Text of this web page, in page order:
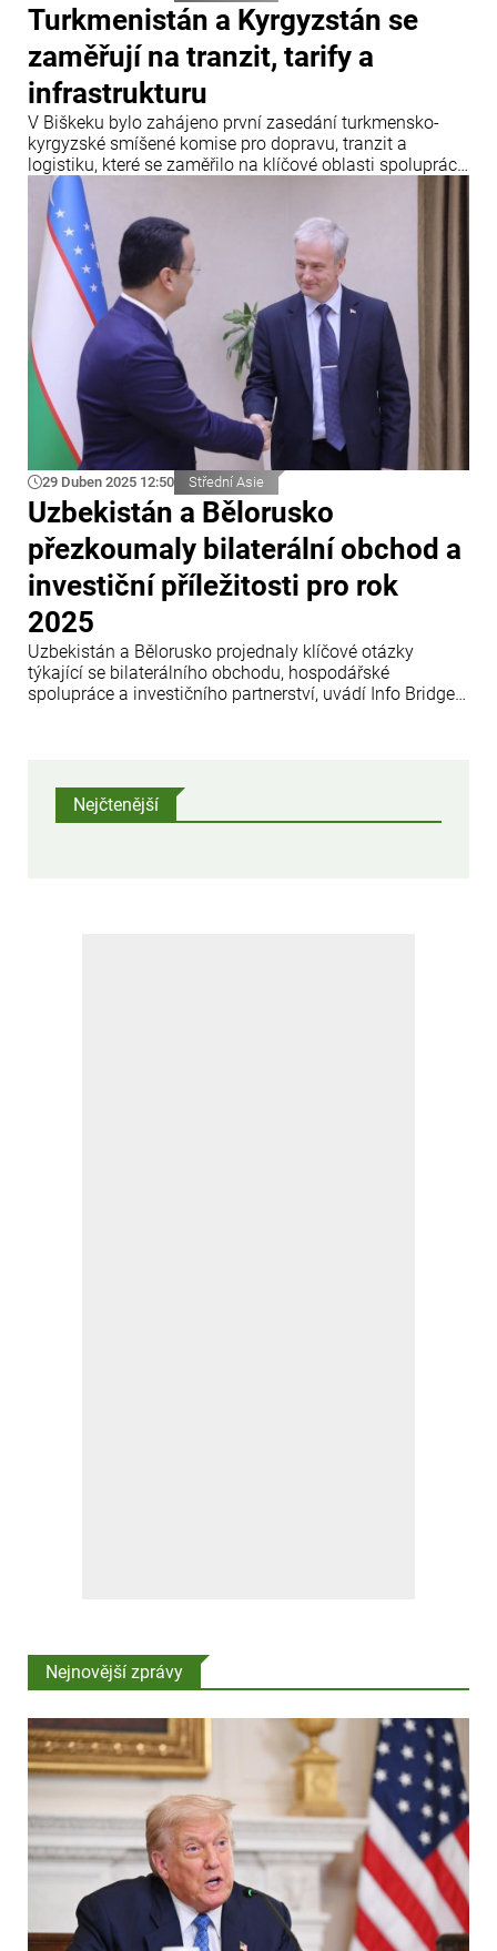
Turkmenistán a Kyrgyzstán se
zaměřují na tranzit, tarify a
infrastrukturu
V Biškeku bylo zahájeno první zasedání turkmensko-
kyrgyzské smíšené komise pro dopravu, tranzit a
logistiku, které se zaměřilo na klíčové oblasti spolupráce
v oblasti dopravy a logistiky, jakož i na vzájemné tarifní
preference, uvádí Info Bridge s odkazem na Trend.
29 Duben 2025 12:50 Střední Asie
Uzbekistán a Bělorusko
přezkoumaly bilaterální obchod a
investiční příležitosti pro rok
2025
Uzbekistán a Bělorusko projednaly klíčové otázky
týkající se bilaterálního obchodu, hospodářské
spolupráce a investičního partnerství, uvádí Info Bridge s
Nejčtenější
Nejnovější zprávy